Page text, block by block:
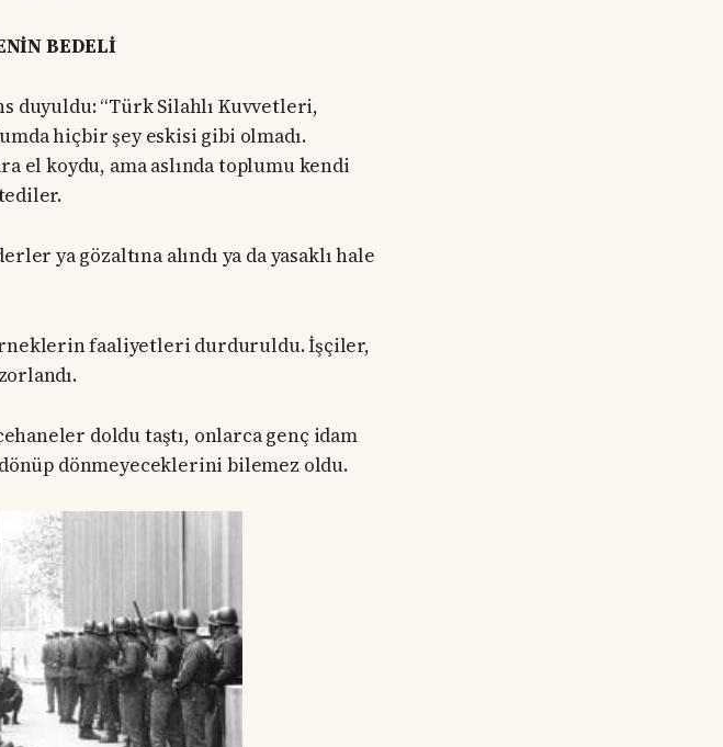
BEDELİ
duyuldu: “Türk Silahlı Kuvvetleri,
hiçbir şey eskisi gibi olmadı.
el koydu, ama aslında toplumu kendi
ya gözaltına alındı ya da yasaklı hale
faaliyetleri durduruldu. İşçiler,
doldu taştı, onlarca genç idam
dönmeyeceklerini bilemez oldu.